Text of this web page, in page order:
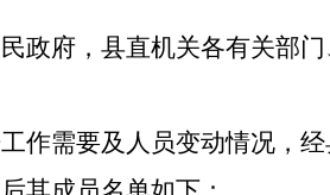
政府 ，县直机关各有关部门
作需要及人员变动情况，经